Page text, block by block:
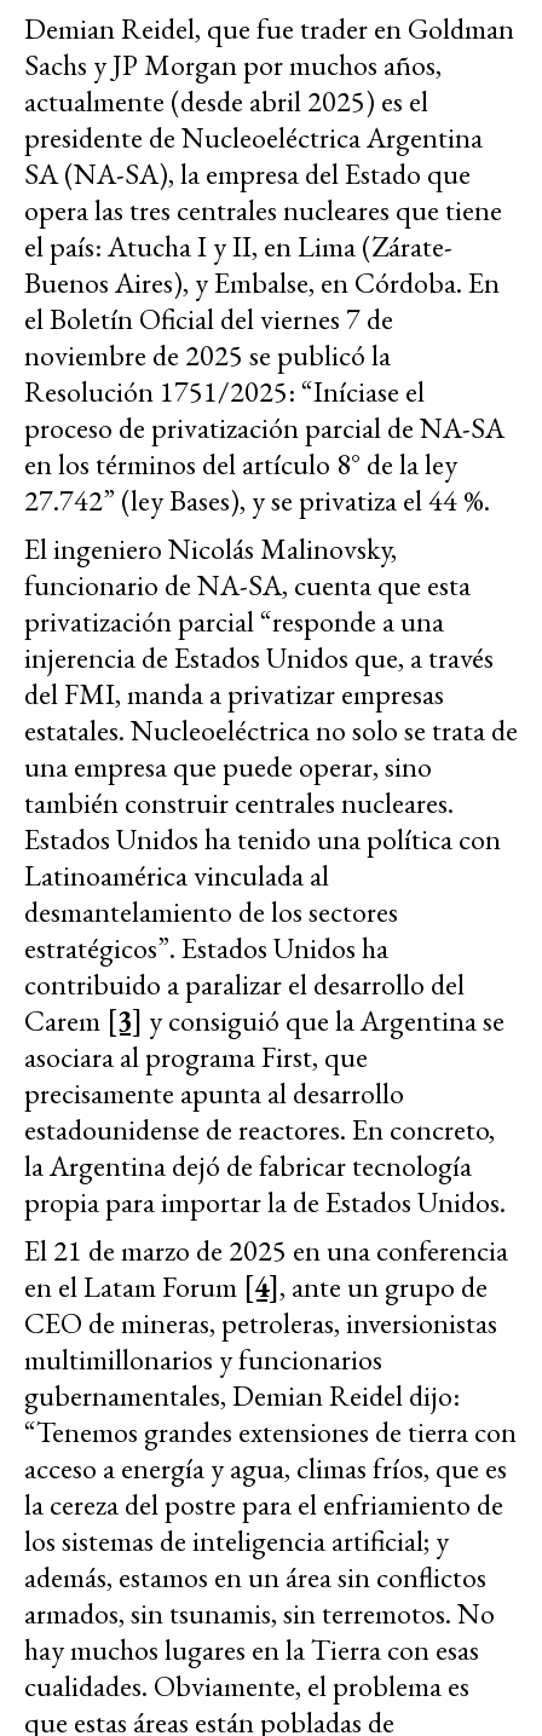
Demian Reidel, que fue trader en Goldman
Sachs y JP Morgan por muchos años,
actualmente (desde abril 2025) es el
presidente de Nucleoeléctrica Argentina
SA (NA-SA), la empresa del Estado que
opera las tres centrales nucleares que tiene
el país: Atucha I y II, en Lima (Zárate-
Buenos Aires), y Embalse, en Córdoba. En
el Boletín Oficial del viernes 7 de
noviembre de 2025 se publicó la
Resolución 1751/2025: “Iníciase el
proceso de privatización parcial de NA-SA
en los términos del artículo 8° de la ley
27.742” (ley Bases), y se privatiza el 44 %.
El ingeniero Nicolás Malinovsky,
funcionario de NA-SA, cuenta que esta
privatización parcial “responde a una
injerencia de Estados Unidos que, a través
del FMI, manda a privatizar empresas
estatales. Nucleoeléctrica no solo se trata de
una empresa que puede operar, sino
también construir centrales nucleares.
Estados Unidos ha tenido una política con
Latinoamérica vinculada al
desmantelamiento de los sectores
estratégicos”. Estados Unidos ha
contribuido a paralizar el desarrollo del
Carem [3] y consiguió que la Argentina se
asociara al programa First, que
precisamente apunta al desarrollo
estadounidense de reactores. En concreto,
la Argentina dejó de fabricar tecnología
propia para importar la de Estados Unidos.
El 21 de marzo de 2025 en una conferencia
en el Latam Forum [4], ante un grupo de
CEO de mineras, petroleras, inversionistas
multimillonarios y funcionarios
gubernamentales, Demian Reidel dijo:
“Tenemos grandes extensiones de tierra con
acceso a energía y agua, climas fríos, que es
la cereza del postre para el enfriamiento de
los sistemas de inteligencia artificial; y
además, estamos en un área sin conflictos
armados, sin tsunamis, sin terremotos. No
hay muchos lugares en la Tierra con esas
cualidades. Obviamente, el problema es
que estas áreas están pobladas de